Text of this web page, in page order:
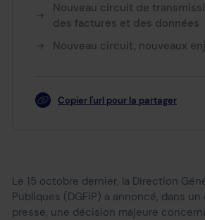
Nouveau circuit de
des factures et des données
Nouveau circuit, nouveaux
Copier l'url pour la partager
Le 15 octobre dernier, la Direction
Publiques (DGFiP) a annoncé, dans
presse, une décision majeure